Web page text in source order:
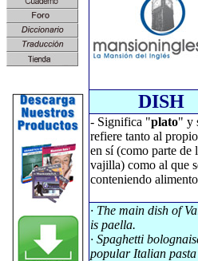
DISH
- Significa "plato" y
refiere tanto al
en sí (como parte de
vajilla) como al que
conteniendo
· The main dish of
is paella.
· Spaghetti
popular Italian pasta